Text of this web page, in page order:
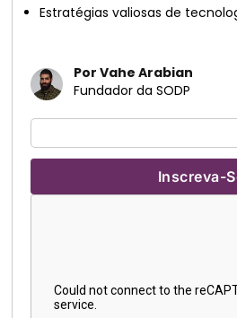
Estratégias valiosas de
Por Vahe Arabian
Fundador da SODP